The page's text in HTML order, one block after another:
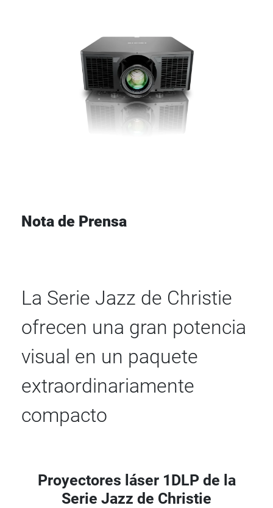
Nota de Prensa
La Serie Jazz de Christie
ofrecen una gran potencia
visual en un paquete
extraordinariamente
compacto
Proyectores láser 1DLP de la
Serie Jazz de Christie